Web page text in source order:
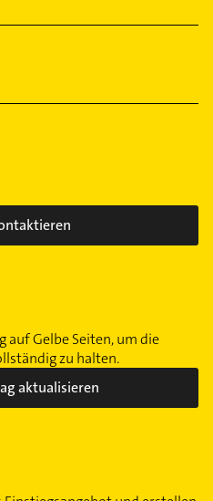
auf Gelbe Seiten, um die
zu halten.
aktualisieren